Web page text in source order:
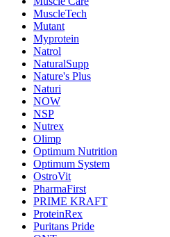
MuscleTech
Mutant
Myprotein
Natrol
NaturalSupp
Nature's Plus
Naturi
NOW
NSP
Nutrex
Olimp
Optimum Nutrition
Optimum System
OstroVit
PharmaFirst
PRIME KRAFT
ProteinRex
Puritans Pride